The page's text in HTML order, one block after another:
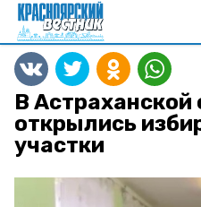
В Астраханской
открылись
участки